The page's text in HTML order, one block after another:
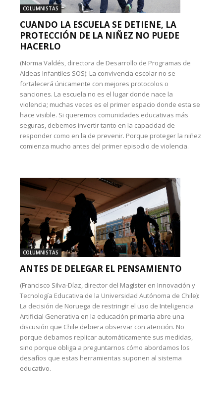
COLUMNISTAS
CUANDO LA ESCUELA SE DETIENE, LA
PROTECCIÓN DE LA NIÑEZ NO PUEDE
HACERLO
(Norma Valdés, directora de Desarrollo de Programas de
Aldeas Infantiles SOS): La convivencia escolar no se
fortalecerá únicamente con mejores protocolos o
sanciones. La escuela no es el lugar donde nace la
violencia; muchas veces es el primer espacio donde esta se
hace visible. Si queremos comunidades educativas más
seguras, debemos invertir tanto en la capacidad de
responder como en la de prevenir. Porque proteger la niñez
comienza mucho antes del primer episodio de violencia.
COLUMNISTAS
ANTES DE DELEGAR EL PENSAMIENTO
(Francisco Silva-Díaz, director del Magíster en Innovación y
Tecnología Educativa de la Universidad Autónoma de Chile):
La decisión de Noruega de restringir el uso de Inteligencia
Artificial Generativa en la educación primaria abre una
discusión que Chile debiera observar con atención. No
porque debamos replicar automáticamente sus medidas,
sino porque obliga a preguntarnos cómo abordamos los
desafíos que estas herramientas suponen al sistema
educativo.